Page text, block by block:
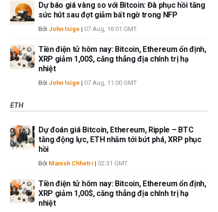
Dự báo giá vàng so với Bitcoin: Đà phục hồi tăng
sức hút sau đợt giảm bất ngờ trong NFP
Bởi John Isige | 07 Aug, 16:01 GMT
Tiền điện tử hôm nay: Bitcoin, Ethereum ổn định,
XRP giảm 1,00$, căng thẳng địa chính trị hạ
nhiệt
Bởi John Isige | 07 Aug, 11:00 GMT
ETH
Dự đoán giá Bitcoin, Ethereum, Ripple – BTC
tăng động lực, ETH nhắm tới bứt phá, XRP phục
hồi
Bởi Manish Chhetri | 02:31 GMT
Tiền điện tử hôm nay: Bitcoin, Ethereum ổn định,
XRP giảm 1,00$, căng thẳng địa chính trị hạ
nhiệt